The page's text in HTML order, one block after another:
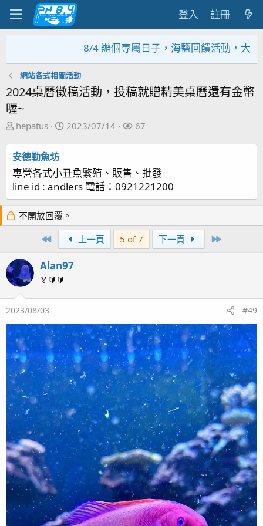
登入 註冊
8/4 辦個專屬日子，海鹽回饋活動，大家趕緊
網站各式相關活動
2024桌曆徵稿活動，投稿就贈精美桌曆還有金幣
喔~
主
發
起
人
hepatus
開
2023/07/14
關
67
安德勒魚坊
專營各式小丑魚繁殖、販售、批發
line id : andlers 電話：0921221200
不開放回覆。
First
上一頁 5 of 7 下一頁
Alan97
🏅🔰🔰
2023/08/03 #49